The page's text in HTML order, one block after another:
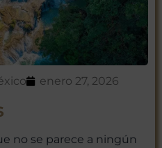
enero 27, 2026
no se parece a ningún